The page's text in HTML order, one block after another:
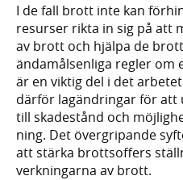
I de fall brott inte kan
resurser rikta in sig på att
av brott och hjälpa de
ända­måls­enliga regler
är en viktig del i det
därför lagändringar för
till skadestånd och
ning. Det över­gripande
att stärka brotts­offers
verk­ningarna av brott.